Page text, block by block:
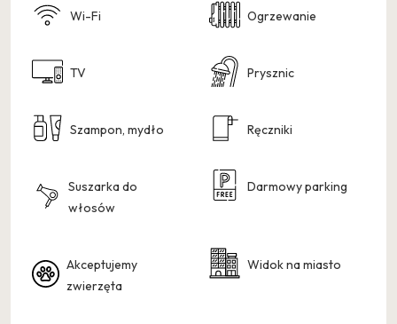
Wi-Fi Ogrzewanie
TV Prysznic
Szampon, mydło Ręczniki
Suszarka do
włosów
Darmowy parking
Akceptujemy
zwierzęta
Widok na miasto